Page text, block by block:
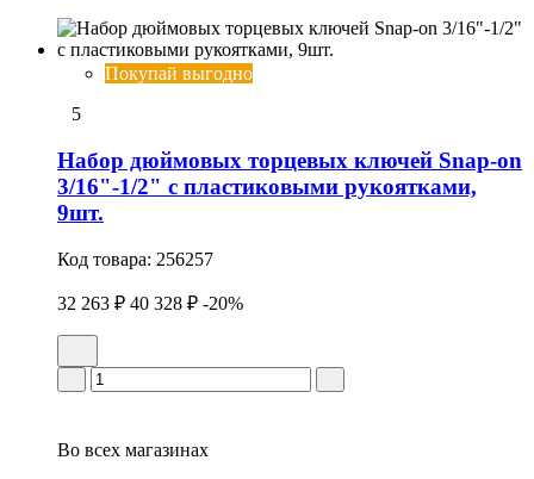
Покупай выгодно
5
Набор дюймовых торцевых ключей Snap-on
3/16"-1/2" с пластиковыми рукоятками,
9шт.
Код товара: 256257
32 263 ₽ 40 328 ₽ -20%
Во всех магазинах